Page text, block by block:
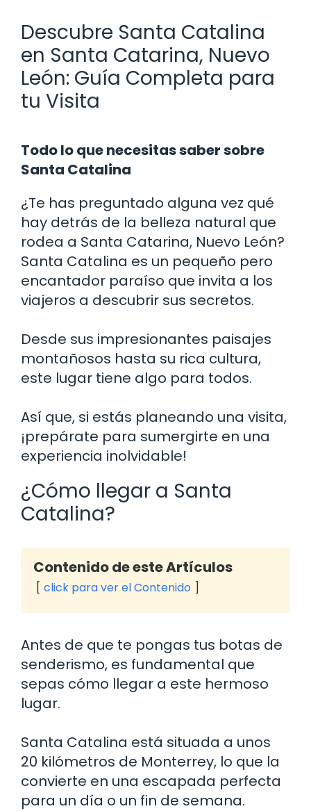
Descubre Santa Catalina
en Santa Catarina, Nuevo
León: Guía Completa para
tu Visita
Todo lo que necesitas saber sobre
Santa Catalina
¿Te has preguntado alguna vez qué
hay detrás de la belleza natural que
rodea a Santa Catarina, Nuevo León?
Santa Catalina es un pequeño pero
encantador paraíso que invita a los
viajeros a descubrir sus secretos.
Desde sus impresionantes paisajes
montañosos hasta su rica cultura,
este lugar tiene algo para todos.
Así que, si estás planeando una visita,
¡prepárate para sumergirte en una
experiencia inolvidable!
¿Cómo llegar a Santa
Catalina?
Contenido de este Artículos
click para ver el Contenido
Antes de que te pongas tus botas de
senderismo, es fundamental que
sepas cómo llegar a este hermoso
lugar.
Santa Catalina está situada a unos
20 kilómetros de Monterrey, lo que la
convierte en una escapada perfecta
para un día o un fin de semana.